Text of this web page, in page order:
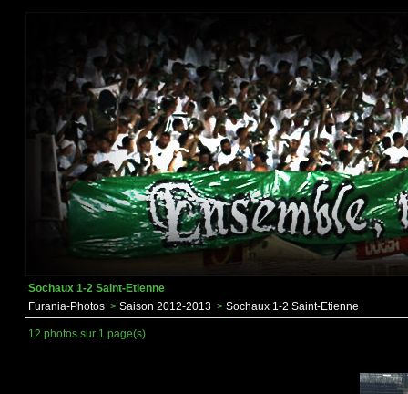
Sochaux 1-2 Saint-Etienne
Furania-Photos > Saison 2012-2013 > Sochaux 1-2 Saint-Etienne
12 photos sur 1 page(s)